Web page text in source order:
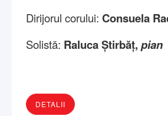
Dirijorul corului: Consuela
Solistă: Raluca Știrbăț, pian
DETALII